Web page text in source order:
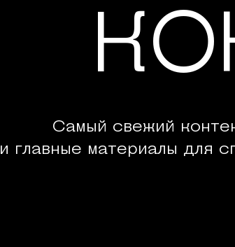
Самый свежий
и главные материалы для